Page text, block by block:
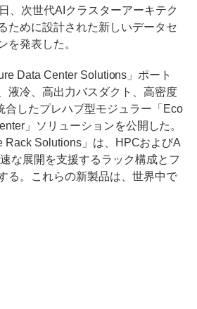
、次世代AIクラスターアーキテク
ために設計された新しいデータセ
を発表した。
Data Center Solutions」ポート
液冷、高出力バスダクト、高密度
合したプレハブ型モジュラー「Eco
」ソリューションを公開した。
Rack Solutions」は、HPCおよびA
な展開を支援するラック構成とフ
る。これらの新製品は、世界中で